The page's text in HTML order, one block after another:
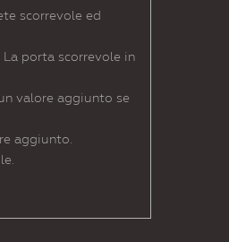
scorrevole ed
porta scorrevole in
valore aggiunto se
aggiunto.